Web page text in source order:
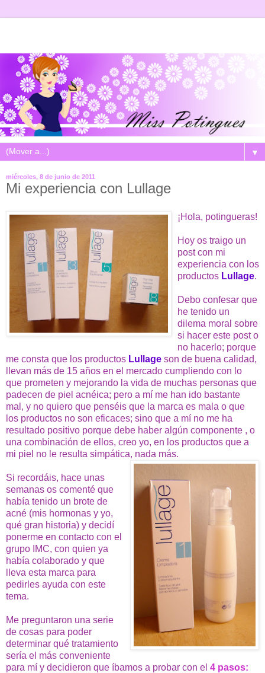
▼
miércoles, 8 de junio de 2011
Mi experiencia con Lullage
¡Hola, potingueras!
Hoy os traigo un
post con mi
experiencia con los
productos Lullage.
Debo confesar que
he tenido un
dilema moral sobre
si hacer este post o
no hacerlo; porque
me consta que los productos Lullage son de buena calidad,
llevan más de 15 años en el mercado cumpliendo con lo
que prometen y mejorando la vida de muchas personas que
padecen de piel acnéica; pero a mí me han ido bastante
mal, y no quiero que penséis que la marca es mala o que
los productos no son eficaces; sino que a mí no me ha
resultado positivo porque debe haber algún componente , o
una combinación de ellos, creo yo, en los productos que a
mi piel no le resulta simpática, nada más.
Si recordáis, hace unas
semanas os comenté que
había tenido un brote de
acné (mis hormonas y yo,
qué gran historia) y decidí
ponerme en contacto con el
grupo IMC, con quien ya
había colaborado y que
lleva esta marca para
pedirles ayuda con este
tema.
Me preguntaron una serie
de cosas para poder
determinar qué tratamiento
sería el más conveniente
para mí y decidieron que íbamos a probar con el 4 pasos: